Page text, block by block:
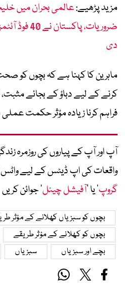
مزید پڑھیے:عالمی بحران میں
ضروریات،
دی
ماہرین کا کہنا ہے کہ بچوں کو
کرنے کے لیے دباؤ کے بجائے
فراہم کرنا زیادہ مؤثر حکمت
آپ اور آپ کے پیاروں کی روزمرہ
واقعات کی اپ ڈیٹس کے لیے واٹس
گروپ‘ یا ’آفیشل چینل‘ جوائن کریں
بچوں کو سبزیاں کھلانے کے مؤثر
بچوں کو کھلانے کے مؤثر طریقے
بچے اور سبزیاں
سبزیاں